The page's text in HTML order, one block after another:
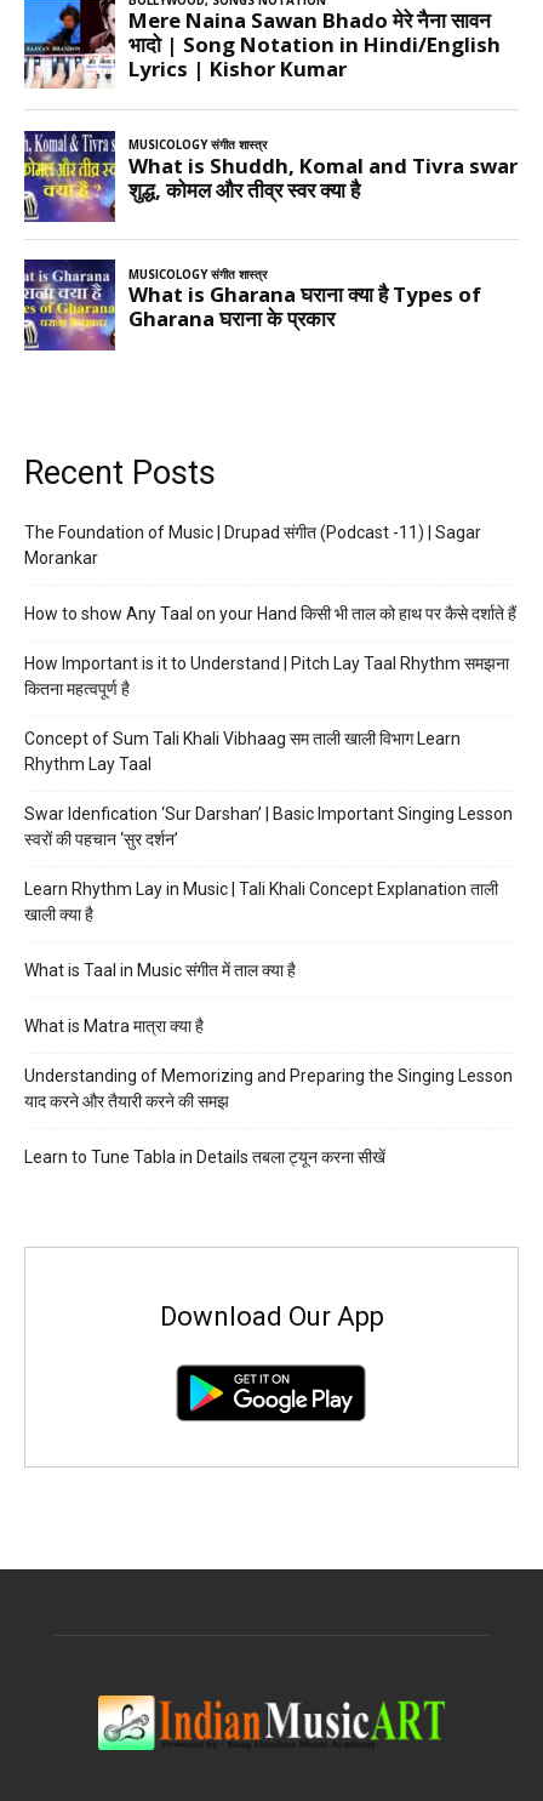
Recent Posts
The Foundation of Music | Drupad संगीत (Podcast -11) | Sagar
Morankar
How to show Any Taal on your Hand किसी भी ताल को हाथ पर कैसे दर्शाते हैं
How Important is it to Understand | Pitch Lay Taal Rhythm समझना
कितना महत्वपूर्ण है
Concept of Sum Tali Khali Vibhaag सम ताली खाली विभाग Learn
Rhythm Lay Taal
Swar Idenfication ‘Sur Darshan’ | Basic Important Singing Lesson
स्वरों की पहचान ‘सुर दर्शन’
Learn Rhythm Lay in Music | Tali Khali Concept Explanation ताली
खाली क्या है
What is Taal in Music संगीत में ताल क्या है
What is Matra मात्रा क्या है
Understanding of Memorizing and Preparing the Singing Lesson
याद करने और तैयारी करने की समझ
Learn to Tune Tabla in Details तबला ट्यून करना सीखें
Download Our App